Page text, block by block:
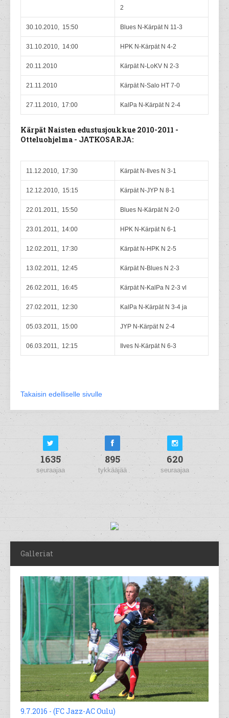
2
30.10.2010, 15:50 Blues N-Kärpät N 11-3
31.10.2010, 14:00 HPK N-Kärpät N 4-2
20.11.2010 Kärpät N-LoKV N 2-3
21.11.2010 Kärpät N-Salo HT 7-0
27.11.2010, 17:00 KalPa N-Kärpät N 2-4
Kärpät Naisten edustusjoukkue 2010-2011 -
Otteluohjelma - JATKOSARJA:
11.12.2010, 17:30 Kärpät N-Ilves N 3-1
12.12.2010, 15:15 Kärpät N-JYP N 8-1
22.01.2011, 15:50 Blues N-Kärpät N 2-0
23.01.2011, 14:00 HPK N-Kärpät N 6-1
12.02.2011, 17:30 Kärpät N-HPK N 2-5
13.02.2011, 12:45 Kärpät N-Blues N 2-3
26.02.2011, 16:45 Kärpät N-KalPa N 2-3 vl
27.02.2011, 12:30 KalPa N-Kärpät N 3-4 ja
05.03.2011, 15:00 JYP N-Kärpät N 2-4
06.03.2011, 12:15 Ilves N-Kärpät N 6-3
Takaisin edelliselle sivulle
1635
seuraajaa
895
tykkääjää
620
seuraajaa
Galleriat
9.7.2016 - (FC Jazz-AC Oulu)